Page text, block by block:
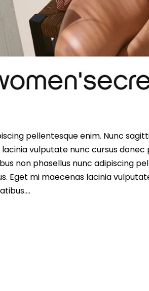
pellentesque enim. Nunc
vulputate nunc cursus donec
non phasellus nunc adipiscing
Eget mi maecenas lacinia